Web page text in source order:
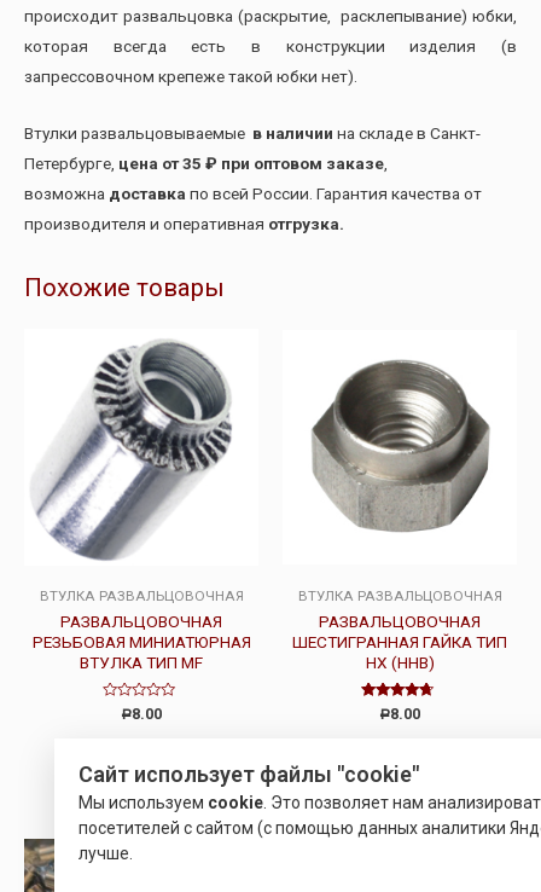
происходит развальцовка (раскрытие, расклепывание) юбки,
которая всегда есть в конструкции изделия (в
запрессовочном крепеже такой юбки нет).
Втулки развальцовываемые в наличии на складе в Санкт-
Петербурге, цена от 35 ₽ при оптовом заказе
возможна доставка по всей России. Гарантия качества от
производителя и оперативная отгрузка.
Похожие товары
ВТУЛКА РАЗВАЛЬЦОВОЧНАЯ
РАЗВАЛЬЦОВОЧНАЯ
РЕЗЬБОВАЯ МИНИАТЮРНАЯ
ВТУЛКА ТИП MF
Оценка
Р8.00
ВТУЛКА РАЗВАЛЬЦОВОЧНАЯ
РАЗВАЛЬЦОВОЧНАЯ
ШЕСТИГРАННАЯ ГАЙКА ТИП
HX (HHB)
Оценка
4.50
Р8.00
Сайт использует файлы "cookie"
Мы используем cookie. Это позволяет нам
посетителей с сайтом (с помощью данных аналитики
лучше.